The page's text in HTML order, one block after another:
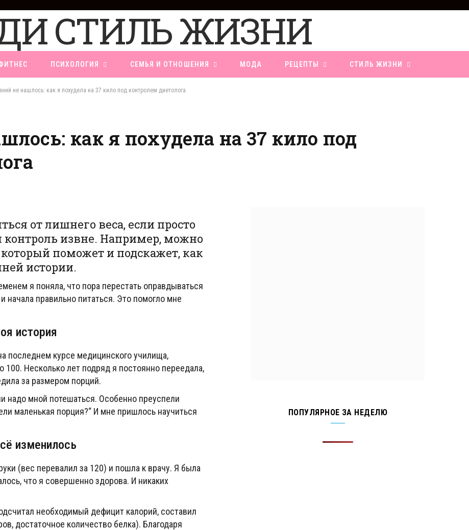
F
b
ПСИХОЛОГИЯ СЕМЬЯ И ОТНОШЕНИЯ МОДА РЕЦЕПТЫ СТИЛЬ ЖИЗНИ
не нашлось: как я похудела на 37 кило под контролем диетолога
как я похудела на 37 кило под
от лишнего веса, если просто
контроль извне. Например, можно
поможет и подскажет, как
истории.
я поняла, что пора перестать оправдываться
начала правильно питаться. Это помогло мне
история
последнем курсе медицинского училища,
100. Несколько лет подряд я постоянно переедала,
за размером порций.
надо мной потешаться. Особенно преуспели
маленькая порция?“ И мне пришлось научиться
изменилось
(вес перевалил за 120) и пошла к врачу. Я была
что я совершенно здорова. И никаких
необходимый дефицит калорий, составил
достаточное количество белка). Благодаря
ПОПУЛЯРНОЕ ЗА НЕДЕЛЮ